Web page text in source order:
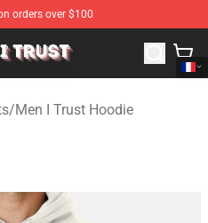
orders over $100
Men I Trust Merchandise Store
/Men I Trust Hoodie